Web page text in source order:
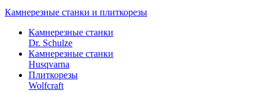
Камнерезные станки и плиткорезы
Камнерезные станки
Dr. Schulze
Камнерезные станки
Husqvarna
Плиткорезы
Wolfcraft